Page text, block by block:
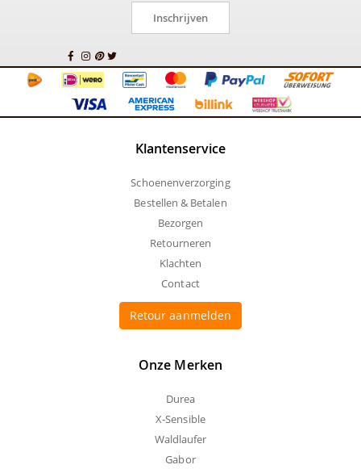
Inschrijven
Klantenservice
Schoenenverzorging
Bestellen & Betalen
Bezorgen
Retourneren
Klachten
Contact
Retour aanmelden
Onze Merken
Durea
X-Sensible
Waldlaufer
Gabor